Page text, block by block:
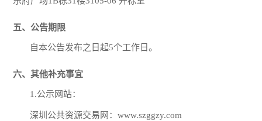
五、公告期限
自本公告发布之日起5个工作日。
六、其他补充事宜
1.公示网站：
深圳公共资源交易网：www.szggzy.com